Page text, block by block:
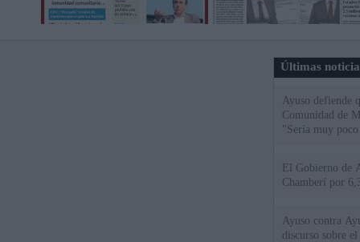
Últimas
Ayuso defiende
Comunidad de
"Sería muy
El Gobierno de
Chamberí por
Ayuso contra
discurso sobre